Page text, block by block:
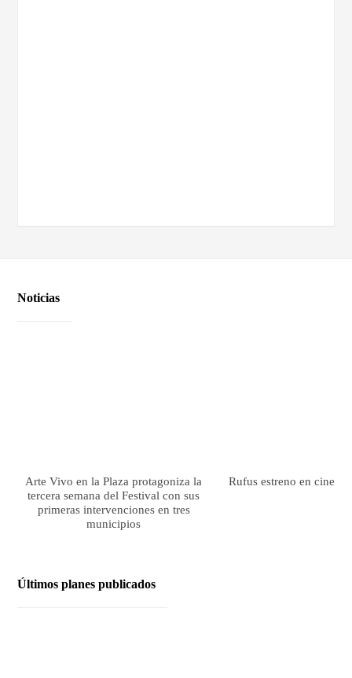
Noticias
Arte Vivo en la Plaza protagoniza la
tercera semana del Festival con sus
primeras intervenciones en tres
municipios
Rufus estreno en cines
Últimos planes publicados